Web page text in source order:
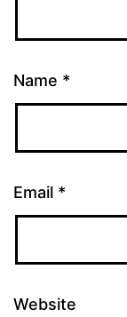
Name *
Email *
Website